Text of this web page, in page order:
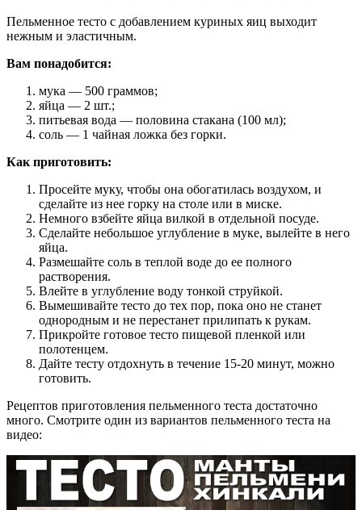
Пельменное тесто с добавлением куриных яиц выходит
нежным и эластичным.
Вам понадобится:
мука — 500 граммов;
яйца — 2 шт.;
питьевая вода — половина стакана (100 мл);
соль — 1 чайная ложка без горки.
Как приготовить:
Просейте муку, чтобы она обогатилась воздухом, и
сделайте из нее горку на столе или в миске.
Немного взбейте яйца вилкой в отдельной посуде.
Сделайте небольшое углубление в муке, вылейте в него
яйца.
Размешайте соль в теплой воде до ее полного
растворения.
Влейте в углубление воду тонкой струйкой.
Вымешивайте тесто до тех пор, пока оно не станет
однородным и не перестанет прилипать к рукам.
Прикройте готовое тесто пищевой пленкой или
полотенцем.
Дайте тесту отдохнуть в течение 15-20 минут, можно
готовить.
Рецептов приготовления пельменного теста достаточно
много. Смотрите один из вариантов пельменного теста на
видео: